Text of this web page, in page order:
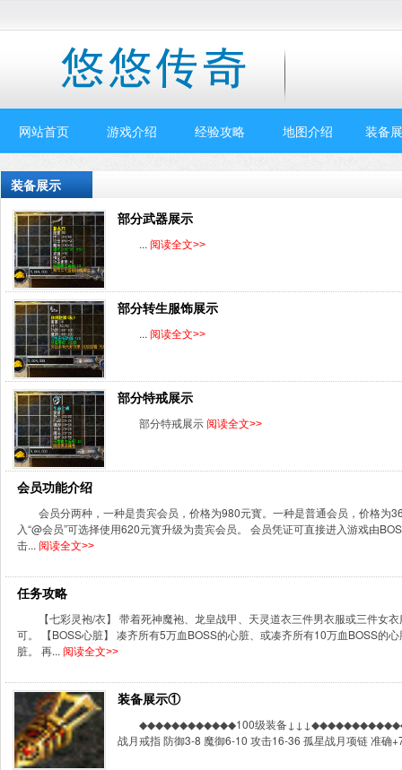
网站首页 游戏介绍 经验攻略 地图介绍 装备
装备展示
部分武器展示
... 阅读全文>>
部分转生服饰展示
... 阅读全文>>
部分特戒展示
部分特戒展示 阅读全文>>
会员功能介绍
会员分两种，一种是贵宾会员，价格为980元寳。一种是普通会员，价格为
入“@会员”可选择使用620元寳升级为贵宾会员。 会员凭证可直接进入游戏由
击... 阅读全文>>
任务攻略
【七彩灵袍/衣】 带着死神魔袍、龙皇战甲、天灵道衣三件男衣服或三件女
可。 【BOSS心脏】 凑齐所有5万血BOSS的心脏、或凑齐所有10万血BOSS的
脏。 再... 阅读全文>>
装备展示①
◆◆◆◆◆◆◆◆◆◆◆◆100级装备↓↓↓◆◆◆◆◆◆◆◆◆◆◆◆
战月戒指 防御3-8 魔御6-10 攻击16-36 孤星战月项链 准确